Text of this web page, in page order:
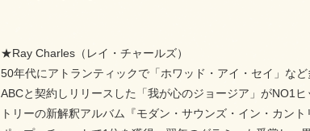
★Ray Charles（レイ・チャールズ）
50年代にアトランティックで「ホワッド・アイ・セイ」な
ABCと契約しリリースした「我が心のジョージア」がNO1
トリーの新解釈アルバム『モダン・サウンズ・イン・カン